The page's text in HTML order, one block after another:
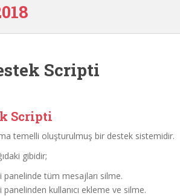
Scripti
Scripti
temelli oluşturulmuş bir destek sistemidir.
gibidir;
tüm mesajları silme.
kullanıcı ekleme ve silme.